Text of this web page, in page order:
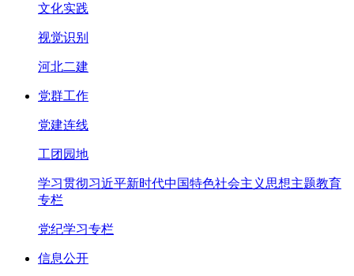
文化实践
视觉识别
河北二建
党群工作
党建连线
工团园地
学习贯彻习近平新时代中国特色社会主义思想主题教育
专栏
党纪学习专栏
信息公开